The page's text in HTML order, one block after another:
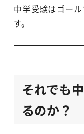
中学受験はゴー
す。
それでも
るのか？